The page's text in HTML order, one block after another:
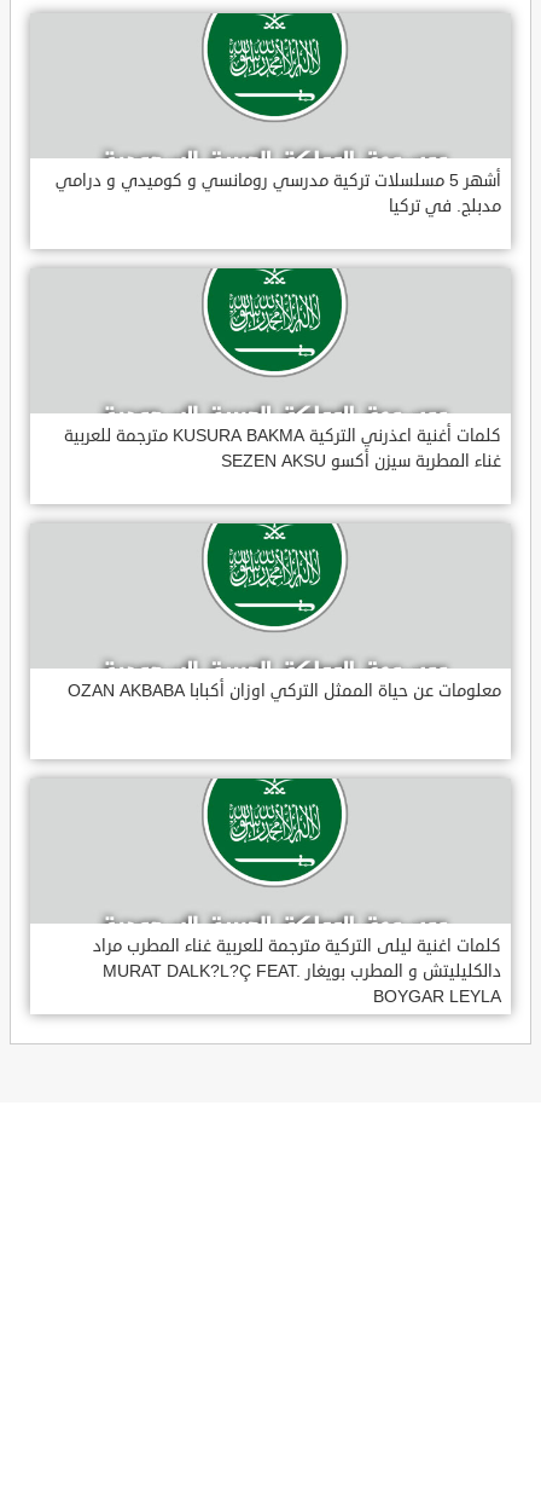
أشهر 5 مسلسلات تركية مدرسي رومانسي و كوميدي و درامي
مدبلج. في تركيا
كلمات أغنية اعذرني التركية KUSURA BAKMA مترجمة للعربية
غناء المطربة سيزن أكسو SEZEN AKSU
معلومات عن حياة الممثل التركي اوزان أكبابا OZAN AKBABA
كلمات اغنية ليلى التركية مترجمة للعربية غناء المطرب مراد
دالكليليتش و المطرب بويغار MURAT DALK?L?Ç FEAT.
BOYGAR LEYLA